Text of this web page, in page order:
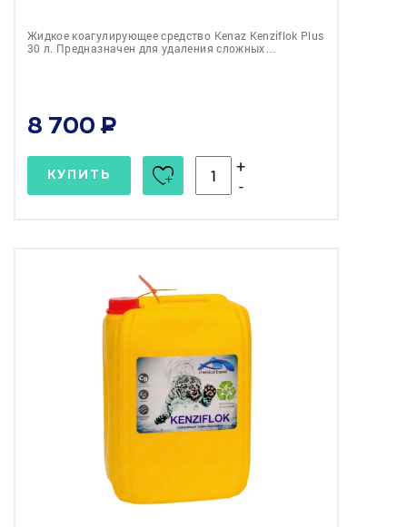
Жидкое коагулирующее средство Kenaz Kenziflok Plus
30 л. Предназначен для удаления сложных…
8 700
КУПИТЬ
+
-